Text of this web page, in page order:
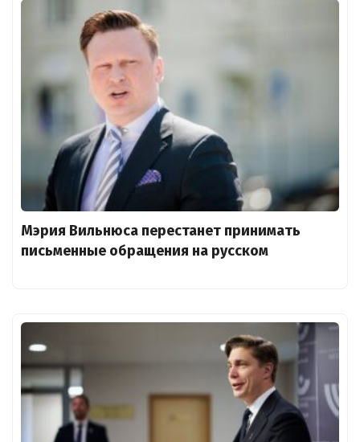
Мэрия Вильнюса перестанет принимать
письменные обращения на русском